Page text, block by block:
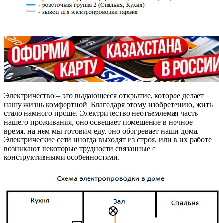
Электричество – это выдающееся открытие, которое делает
нашу жизнь комфортной. Благодаря этому изобретению, жить
стало намного проще. Электричество неотъемлемая часть
нашего проживания, оно освещает помещение в ночное
время, на нем мы готовим еду, оно обогревает наши дома.
Электрические сети иногда выходят из строя, или в их работе
возникают некоторые трудности связанные с
конструктивными особенностями.